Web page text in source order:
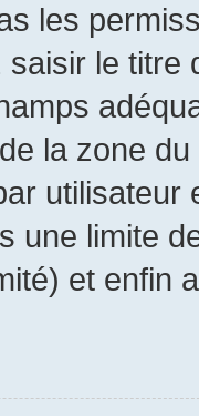
les
saisir le
la zone
une limite
et enfin